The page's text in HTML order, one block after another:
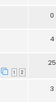
0
4
1 2
25
3